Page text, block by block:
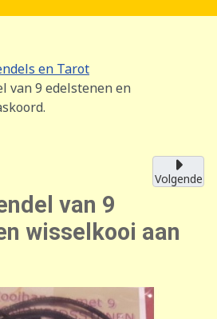
en Tarot
van 9 edelstenen en
Volgende
van 9
wisselkooi aan